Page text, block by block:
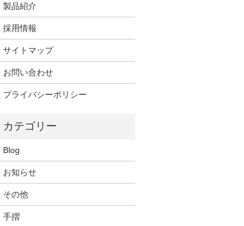
製品紹介
採用情報
サイトマップ
お問い合わせ
プライバシーポリシー
Blog
お知らせ
その他
手摺